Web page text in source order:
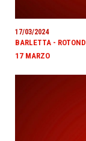
17/03/2024
BARLETTA -
17 MARZO